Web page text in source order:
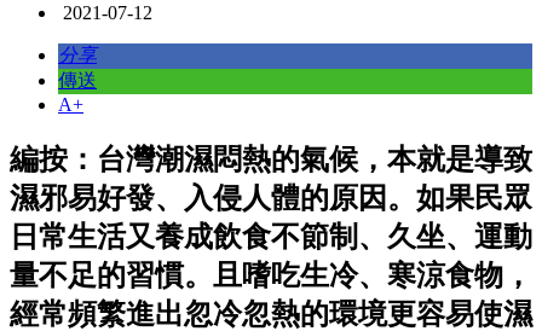
2021-07-12
分享
傳送
A+
編按：台灣潮濕悶熱的氣候，本就是導致
濕邪易好發、入侵人體的原因。如果民眾
日常生活又養成飲食不節制、久坐、運動
量不足的習慣。且嗜吃生冷、寒涼食物，
經常頻繁進出忽冷忽熱的環境更容易使濕